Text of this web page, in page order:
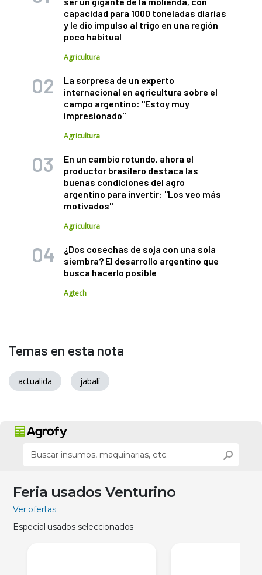
capacidad para 1000 toneladas diarias
y le dio impulso al trigo en una región
poco habitual
Agricultura
La sorpresa de un experto
internacional en agricultura sobre el
campo argentino: "Estoy muy
impresionado"
Agricultura
En un cambio rotundo, ahora el
productor brasilero destaca las
buenas condiciones del agro
argentino para invertir: "Los veo más
motivados"
Agricultura
¿Dos cosechas de soja con una sola
siembra? El desarrollo argentino que
busca hacerlo posible
Agtech
Temas en esta nota
actualida jabalí
Feria usados Venturino
Ver ofertas
Especial usados seleccionados